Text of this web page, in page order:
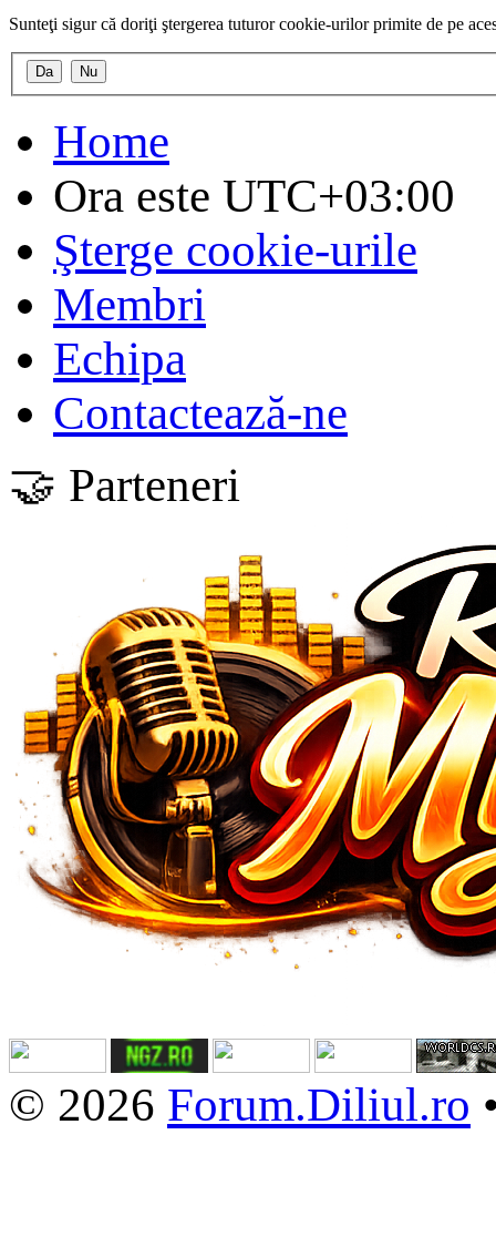
Sunteţi sigur că doriţi ştergerea tuturor cookie-urilor primite de pe
Home
Ora este UTC+03:00
Şterge cookie-urile
Membri
Echipa
Contactează-ne
🤝 Parteneri
© 2026 Forum.Diliul.ro